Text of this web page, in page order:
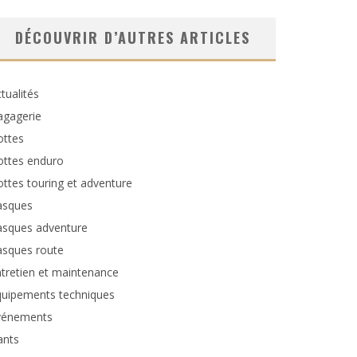
DÉCOUVRIR D’AUTRES ARTICLES
enduro
touring et adventure
adventure
route
et maintenance
techniques